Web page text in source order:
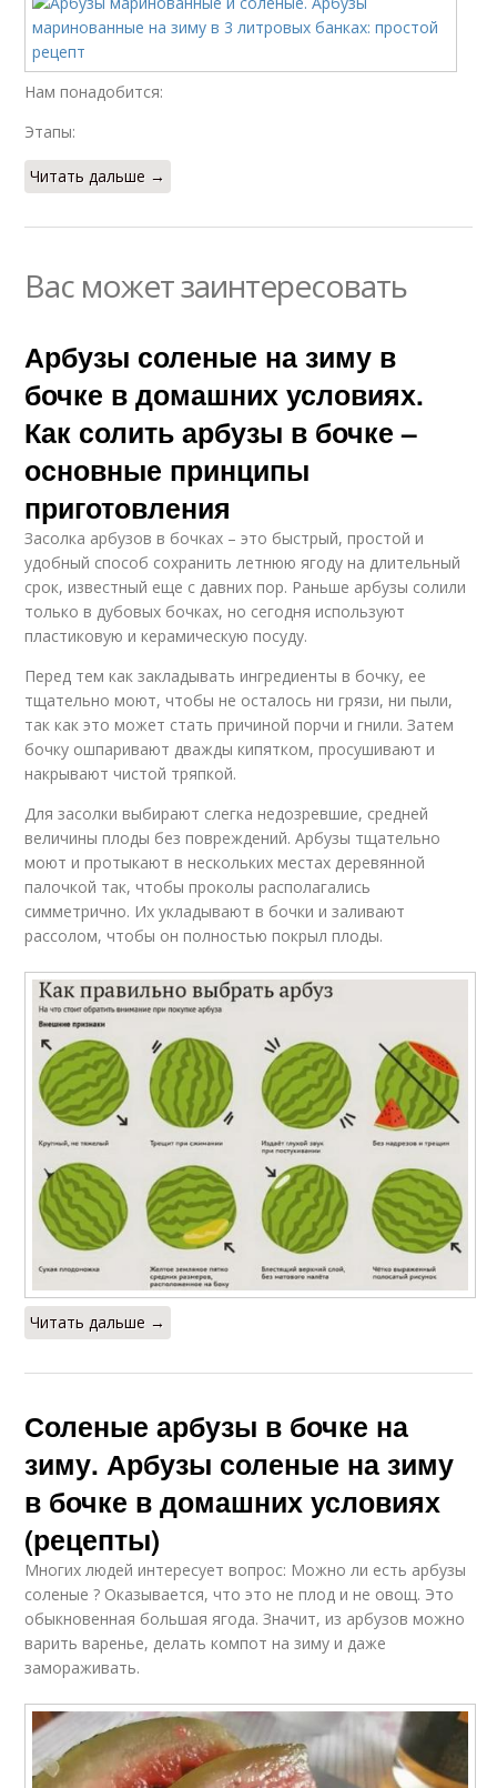
Нам понадобится:
Этапы:
Читать дальше →
Вас может заинтересовать
Арбузы соленые на зиму в
бочке в домашних условиях.
Как солить арбузы в бочке –
основные принципы
приготовления
Засолка арбузов в бочках – это быстрый, простой и
удобный способ сохранить летнюю ягоду на длительный
срок, известный еще с давних пор. Раньше арбузы солили
только в дубовых бочках, но сегодня используют
пластиковую и керамическую посуду.
Перед тем как закладывать ингредиенты в бочку, ее
тщательно моют, чтобы не осталось ни грязи, ни пыли,
так как это может стать причиной порчи и гнили. Затем
бочку ошпаривают дважды кипятком, просушивают и
накрывают чистой тряпкой.
Для засолки выбирают слегка недозревшие, средней
величины плоды без повреждений. Арбузы тщательно
моют и протыкают в нескольких местах деревянной
палочкой так, чтобы проколы располагались
симметрично. Их укладывают в бочки и заливают
рассолом, чтобы он полностью покрыл плоды.
Читать дальше →
Соленые арбузы в бочке на
зиму. Арбузы соленые на зиму
в бочке в домашних условиях
(рецепты)
Многих людей интересует вопрос: Можно ли есть арбузы
соленые ? Оказывается, что это не плод и не овощ. Это
обыкновенная большая ягода. Значит, из арбузов можно
варить варенье, делать компот на зиму и даже
замораживать.